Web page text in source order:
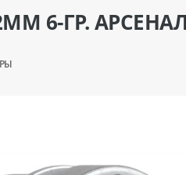
6-ГР. АРСЕНАЛ